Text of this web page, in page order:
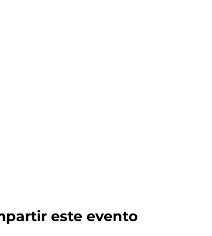
este evento